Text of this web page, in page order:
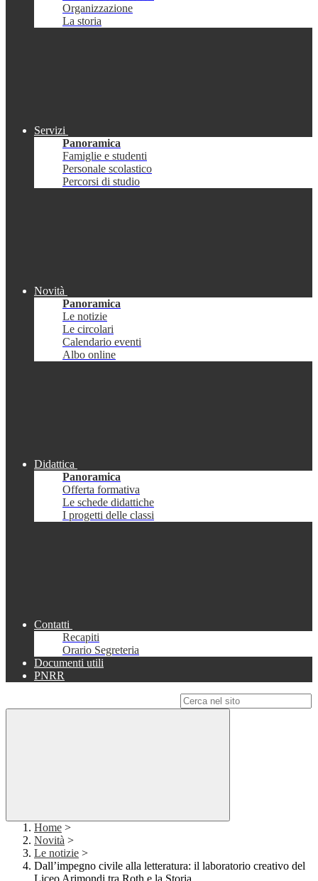
Organizzazione
La storia
Servizi
Panoramica
Famiglie e studenti
Personale scolastico
Percorsi di studio
Novità
Panoramica
Le notizie
Le circolari
Calendario eventi
Albo online
Didattica
Panoramica
Offerta formativa
Le schede didattiche
I progetti delle classi
Contatti
Recapiti
Orario Segreteria
Documenti utili
PNRR
Home >
Novità >
Le notizie >
Dall’impegno civile alla letteratura: il laboratorio creativo del